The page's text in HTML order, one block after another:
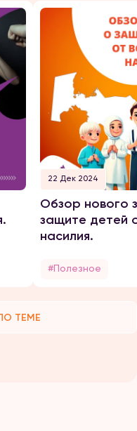
22 Дек 2024
Обзор нового
защите детей
насилия.
#Полезное
ТЕМЕ